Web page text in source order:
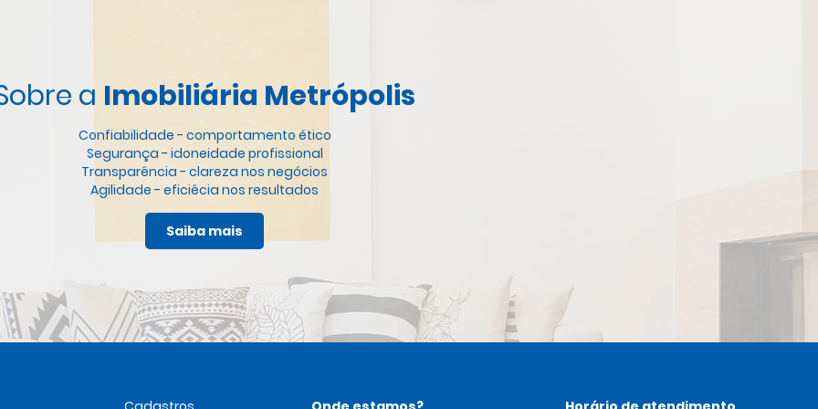
a Imobiliária Metrópolis
Confiabilidade - comportamento ético
Segurança - idoneidade profissional
Transparência - clareza nos negócios
Agilidade - eficiêcia nos resultados
Inovação - modernização dos serviços
Saiba mais